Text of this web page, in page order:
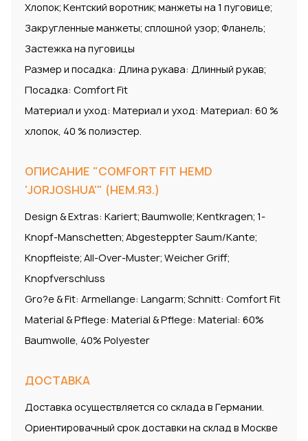
Хлопок; Кентский воротник; манжеты на 1 пуговице;
Закругленные манжеты; сплошной узор; Фланель;
Застежка на пуговицы
Размер и посадка: Длина рукава: Длинный рукав;
Посадка: Comfort Fit
Материал и уход: Материал и уход: Материал: 60 %
хлопок, 40 % полиэстер.
ОПИСАНИЕ "COMFORT FIT HEMD
'JORJOSHUA'" (НЕМ.ЯЗ.)
Design & Extras: Kariert; Baumwolle; Kentkragen; 1-
Knopf-Manschetten; Abgesteppter Saum/Kante;
Knopfleiste; All-Over-Muster; Weicher Griff;
Knopfverschluss
Gro?e & Fit: Armellange: Langarm; Schnitt: Comfort Fit
Material & Pflege: Material & Pflege: Material: 60%
Baumwolle, 40% Polyester
ДОСТАВКА
Доставка осуществляется со склада в Германии.
Ориентировачный срок доставки на склад в Москве